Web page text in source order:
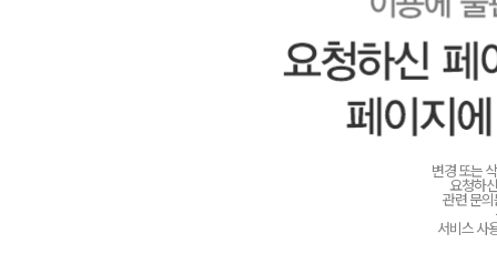
변경 또는
요청하
관련 문
서비스 사